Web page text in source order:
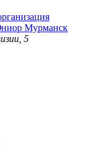
Мурманск
5